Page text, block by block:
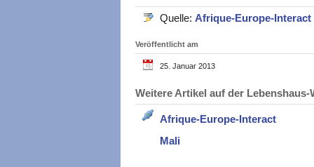
Quelle: Afrique-Europe-Interact
Veröffentlicht am
25. Januar 2013
Weitere Artikel auf der
Afrique-Europe-Interact
Mali